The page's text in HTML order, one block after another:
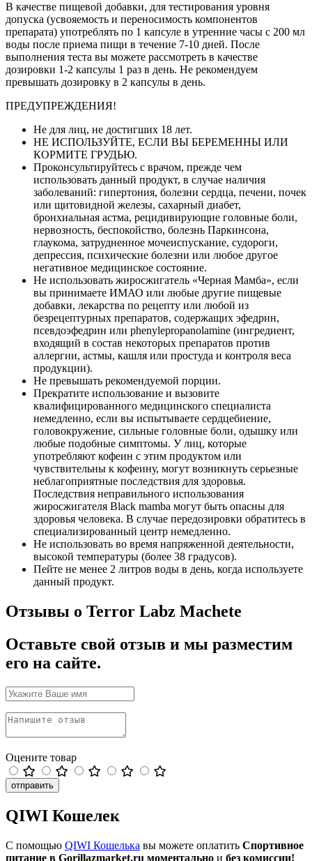
В качестве пищевой добавки, для тестирования уровня
допуска (усвояемость и переносимость компонентов
препарата) употреблять по 1 капсуле в утренние часы с 200 мл
воды после приема пищи в течение 7-10 дней. После
выполнения теста вы можете рассмотреть в качестве
дозировки 1-2 капсулы 1 раз в день. Не рекомендуем
превышать дозировку в 2 капсулы в день.
ПРЕДУПРЕЖДЕНИЯ!
Не для лиц, не достигших 18 лет.
НЕ ИСПОЛЬЗУЙТЕ, ЕСЛИ ВЫ БЕРЕМЕННЫ ИЛИ
КОРМИТЕ ГРУДЬЮ.
Проконсультируйтесь с врачом, прежде чем
использовать данный продукт, в случае наличия
заболеваний: гипертония, болезни сердца, печени, почек
или щитовидной железы, сахарный диабет,
бронхиальная астма, рецидивирующие головные боли,
нервозность, беспокойство, болезнь Паркинсона,
глаукома, затрудненное мочеиспускание, судороги,
депрессия, психические болезни или любое другое
негативное медицинское состояние.
Не использовать жиросжигатель «Черная Мамба», если
вы принимаете ИМАО или любые другие пищевые
добавки, лекарства по рецепту или любой из
безрецептурных препаратов, содержащих эфедрин,
псевдоэфедрин или phenylepropanolamine (ингредиент,
входящий в состав некоторых препаратов против
аллергии, астмы, кашля или простуда и контроля веса
продукции).
Не превышать рекомендуемой порции.
Прекратите использование и вызовите
квалифицированного медицинского специалиста
немедленно, если вы испытываете сердцебиение,
головокружение, сильные головные боли, одышку или
любые подобные симптомы. У лиц, которые
употребляют кофеин с этим продуктом или
чувствительны к кофеину, могут возникнуть серьезные
неблагоприятные последствия для здоровья.
Последствия неправильного использования
жиросжигателя Black mamba могут быть опасны для
здоровья человека. В случае передозировки обратитесь в
специализированный центр немедленно.
Не использовать во время напряженной деятельности,
высокой температуры (более 38 градусов).
Пейте не менее 2 литров воды в день, когда используете
данный продукт.
Отзывы о Terror Labz Machete
Оставьте свой отзыв и мы разместим
его на сайте.
Оцените товар
отправить
QIWI Кошелек
С помощью QIWI Кошелька вы можете оплатить Спортивное
питание в Gorillazmarket.ru моментально и без комиссии!